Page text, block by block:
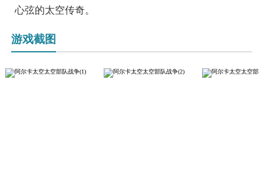
心弦的太空传奇。
游戏截图